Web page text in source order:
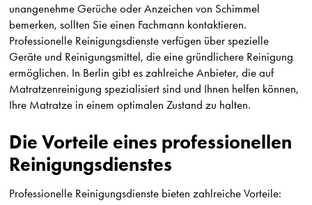
unangenehme Gerüche oder Anzeichen von Schimmel
bemerken, sollten Sie einen Fachmann kontaktieren.
Professionelle Reinigungsdienste verfügen über spezielle
Geräte und Reinigungsmittel, die eine gründlichere Reinigung
ermöglichen. In Berlin gibt es zahlreiche Anbieter, die auf
Matratzenreinigung spezialisiert sind und Ihnen helfen können,
Ihre Matratze in einem optimalen Zustand zu halten.
Die Vorteile eines professionellen
Reinigungsdienstes
Professionelle Reinigungsdienste bieten zahlreiche Vorteile: